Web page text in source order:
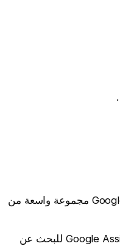
: يوفر متجر Google Play مجموعة واسعة من
: يمكنك استخدام Google Assistant للبحث عن